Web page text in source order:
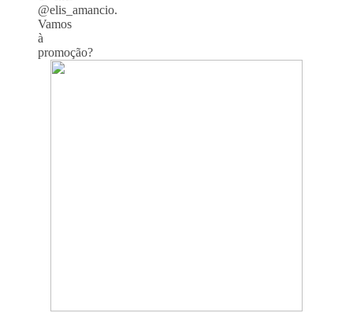
@elis_amancio.
Vamos
à
promoção?